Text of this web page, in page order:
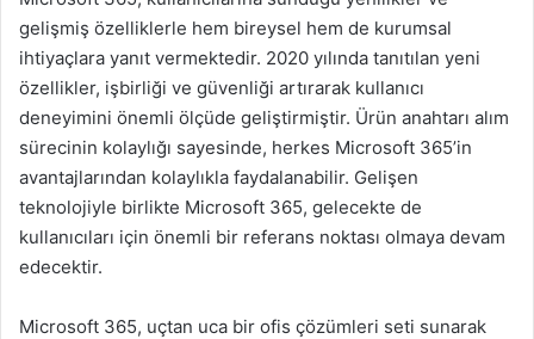
gelişmiş özelliklerle hem bireysel hem de kurumsal
ihtiyaçlara yanıt vermektedir. 2020 yılında tanıtılan yeni
özellikler, işbirliği ve güvenliği artırarak kullanıcı
deneyimini önemli ölçüde geliştirmiştir. Ürün anahtarı alım
sürecinin kolaylığı sayesinde, herkes Microsoft 365’in
avantajlarından kolaylıkla faydalanabilir. Gelişen
teknolojiyle birlikte Microsoft 365, gelecekte de
kullanıcıları için önemli bir referans noktası olmaya devam
edecektir.
Microsoft 365, uçtan uca bir ofis çözümleri seti sunarak